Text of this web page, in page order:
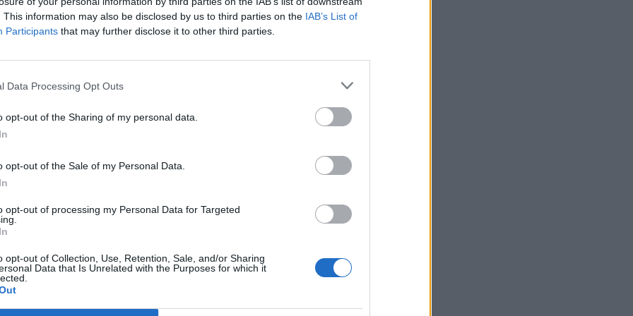
This information may also be disclosed by us to third parties on the IAB’s List of
Participants that may further disclose it to other third parties.
Data Processing Opt Outs
opt-out of the Sharing of my personal data.
opt-out of the Sale of my Personal Data.
opt-out of processing my Personal Data for Targeted
opt-out of Collection, Use, Retention, Sale, and/or Sharing
Data that Is Unrelated with the Purposes for which it
le Andreas Treichl legutóbb 5 évre meghosszabbított mandátuma az Erste Group
- közölte az Erste. Spalt jelenleg az Erste Bank Österreich kockázatkezelési
és 2015 között az Erste Bank Hungary kockázatkezelési...
portfolio.hu hírarchívumához tartozik, melynek olvasása előfizetéses
cikkarchívum
elmúlt 2 év napon belüli
Előfizetés